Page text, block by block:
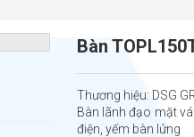
Bàn
Thương hiệu: DSG
Bàn lãnh đạo mặt
điện, yếm bàn lửng